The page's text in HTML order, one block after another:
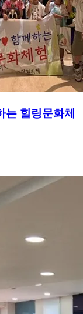
는 힐링문화체